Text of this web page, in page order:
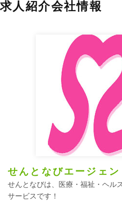
求人紹介会社情報
せんとなびエージェン
せんとなびは、医療・福祉・ヘル
サービスです！